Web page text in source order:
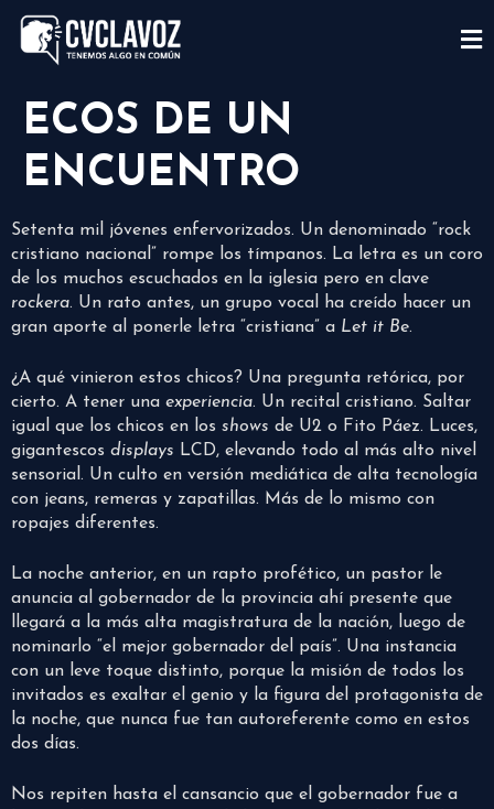
ECOS DE UN
ENCUENTRO
Setenta mil jóvenes enfervorizados. Un denominado “rock
cristiano nacional” rompe los tímpanos. La letra es un coro
de los muchos escuchados en la iglesia pero en clave
rockera. Un rato antes, un grupo vocal ha creído hacer un
gran aporte al ponerle letra “cristiana” a Let it Be.
¿A qué vinieron estos chicos? Una pregunta retórica, por
cierto. A tener una experiencia. Un recital cristiano. Saltar
igual que los chicos en los shows de U2 o Fito Páez. Luces,
gigantescos displays LCD, elevando todo al más alto nivel
sensorial. Un culto en versión mediática de alta tecnología
con jeans, remeras y zapatillas. Más de lo mismo con
ropajes diferentes.
La noche anterior, en un rapto profético, un pastor le
anuncia al gobernador de la provincia ahí presente que
llegará a la más alta magistratura de la nación, luego de
nominarlo “el mejor gobernador del país”. Una instancia
con un leve toque distinto, porque la misión de todos los
invitados es exaltar el genio y la figura del protagonista de
la noche, que nunca fue tan autoreferente como en estos
dos días.
Nos repiten hasta el cansancio que el gobernador fue a